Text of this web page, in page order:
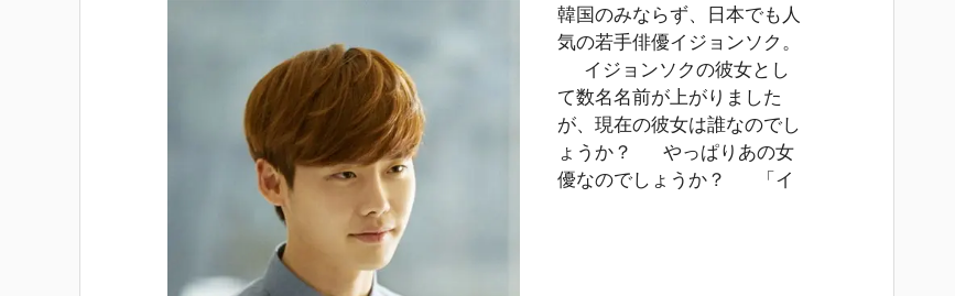
韓国のみならず、日本でも人
気の若手俳優イジョンソク。
イジョンソクの彼女とし
て数名名前が上がりました
が、現在の彼女は誰なのでし
ょうか？ やっぱりあの女
優なのでしょうか？ 「イ